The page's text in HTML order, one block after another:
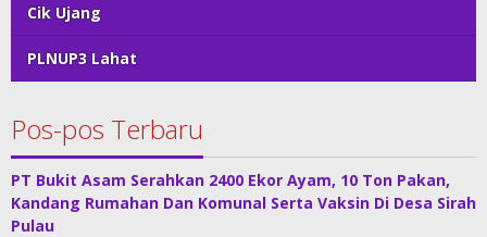
Cik Ujang
PLNUP3 Lahat
Pos-pos Terbaru
PT Bukit Asam Serahkan 2400 Ekor Ayam, 10 Ton Pakan,
Kandang Rumahan Dan Komunal Serta Vaksin Di Desa Sirah
Pulau